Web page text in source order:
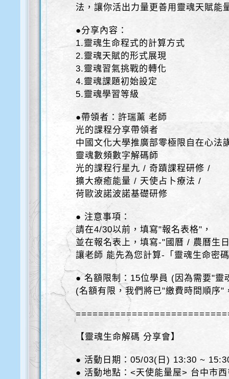
法，讓你活出力量更善用靈魂天賦能
●分享內容：
1.靈魂生命程式的計算方式
2.靈魂天賦的形式展現
3.靈魂習氣挑戰的轉化
4.靈魂課題初始設定
5.靈魂學習等級
●帶領者：許瑞薰 老師
光的課程分享帶領者
中國文化大學推廣部零極限自在心法
靈魂數頻數字解碼師
光的課程行星九 / 奇蹟課程研修 /
擴大療癒能量 / 天使占卜療法 /
荷歐波諾波諾基礎研修
● 注意事項：
請在4/30以前，填寫"報名表格"，
並在報名表上，填寫-"國曆 / 農曆生
讓老師 能先為您計算-「靈魂生命密
● 名額限制：15位學員 (因為需要"靈
(名額有限，我們將已"繳費時間順序"
==========================
【靈魂生命解碼 分享會】
● 活動日期：05/03(日) 13:30 ~
● 活動地點：<天使能量屋> 台中市